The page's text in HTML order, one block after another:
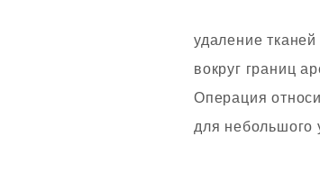
удаление
вокруг границ
Операция
для